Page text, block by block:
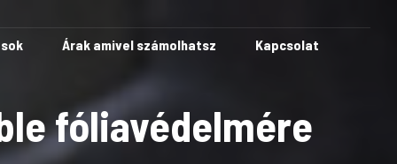
Árak amivel számolhatsz Kapcsolat
fóliavédelmére